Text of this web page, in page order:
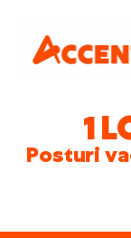
1
Posturi